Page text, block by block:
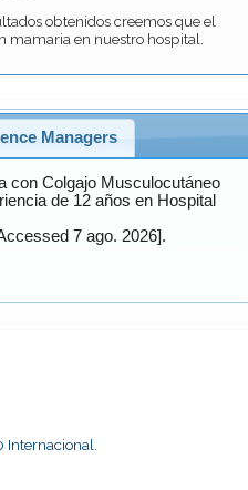
que el
mamaria en nuestro hospital.
Managers
de 12 años en Hospital
https://revistacirugia.cl/index.php/revistacirugia/article/view/74 [Accessed 7 ago. 2026].
Internacional